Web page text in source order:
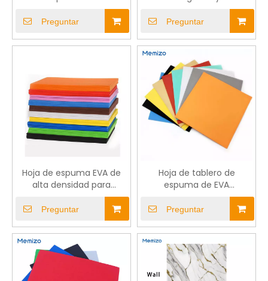
personalizables para
diversos usos
Preguntar
tamaño de color
Preguntar
Hoja de espuma EVA de
alta densidad para
paquete de bolsas de
equipaje único
Preguntar
Hoja de tablero de
espuma de EVA
certificada para calzado
para calzado
Preguntar